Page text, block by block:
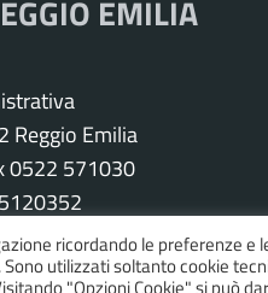
EMILIA
Reggio Emilia
0522 571030
ricordando le preferenze e
utilizzati soltanto cookie
"Opzioni Cookie" si può